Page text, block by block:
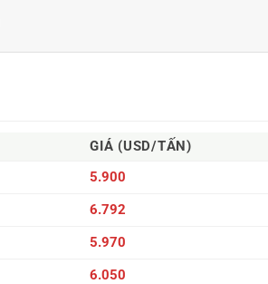
GIÁ (USD/TẤN)
5.900
6.792
5.970
6.050